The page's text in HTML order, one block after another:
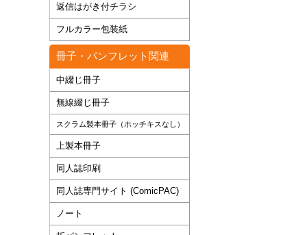
返信はがき付チラシ
フルカラー包装紙
冊子・パンフレット関連
中綴じ冊子
無線綴じ冊子
スクラム製本冊子（ホッチキスなし）
上製本冊子
同人誌印刷
同人誌専門サイト (ComicPAC)
ノート